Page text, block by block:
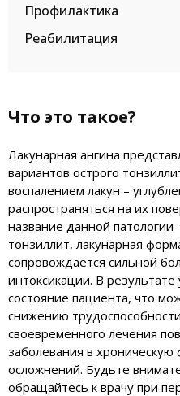
Профилактика
Реабилитация
Что это такое?
Лакунарная ангина
вариантов острого
воспалением лакун –
распространяться на их
название данной
тонзиллит, лакунарная
сопровождается сильной
интоксикации. В
состояние пациента, что
снижению
своевременного лечения
заболевания в
осложнений. Будьте
обращайтесь к врачу при